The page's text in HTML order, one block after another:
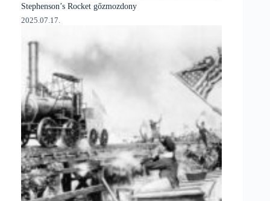
Stephenson’s Rocket gőzmozdony
2025.07.17.